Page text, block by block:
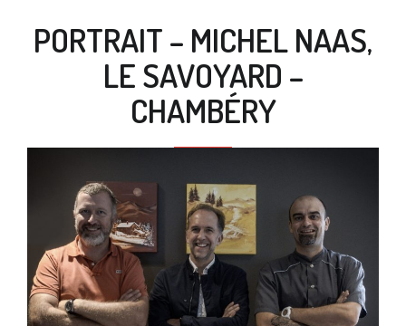
PORTRAIT – MICHEL NAAS,
LE SAVOYARD –
CHAMBÉRY